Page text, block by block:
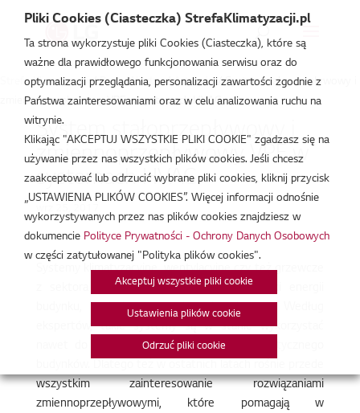
Strefa Klimatyzacji /Baza Wiedzy/Artykuły/System stałoprzepływowy i
zmiennoprzepływowy VPF w systemach HVAC
System stałoprzepływowy i
zmiennoprzepływowy VPF w
systemach HVAC
Systemy klimatyzacyjne, wentylacyjne czy też grzewcze
z sektora HVAC mogą zużywać duże ilości energii
budynku, w którym zostały zainstalowane. Według
ekspertów, takie systemy są w stanie wykorzystać
nawet do 65 proc. zapotrzebowania energetycznego
wszystkim zainteresowanie rozwiązaniami
zmiennoprzepływowymi, które pomagają w
Pliki Cookies (Ciasteczka) StrefaKlimatyzacji.pl
Ta strona wykorzystuje pliki Cookies (Ciasteczka), które są
ważne dla prawidłowego funkcjonowania serwisu oraz do
optymalizacji przeglądania, personalizacji zawartości zgodnie z
Państwa zainteresowaniami oraz w celu analizowania ruchu na
witrynie.
Klikając "AKCEPTUJ WSZYSTKIE PLIKI COOKIE" zgadzasz się na
używanie przez nas wszystkich plików cookies. Jeśli chcesz
zaakceptować lub odrzucić wybrane pliki cookies, kliknij przycisk
„USTAWIENIA PLIKÓW COOKIES”. Więcej informacji odnośnie
wykorzystywanych przez nas plików cookies znajdziesz w
dokumencie Polityce Prywatności - Ochrony Danych Osobowych
w części zatytułowanej "Polityka plików cookies".
Akceptuj wszystkie pliki cookie
Ustawienia plików cookie
Odrzuć pliki cookie